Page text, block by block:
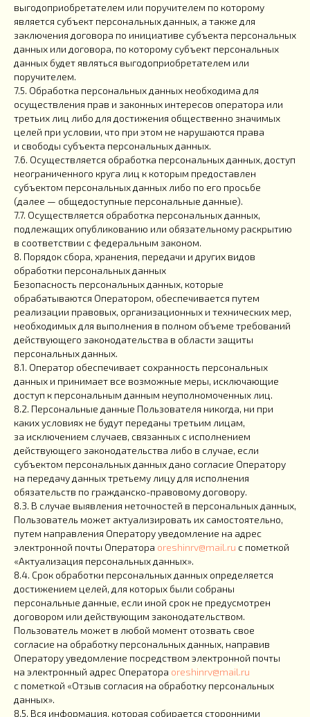
выгодоприобретателем или поручителем по которому
является субъект персональных данных, а также для
заключения договора по инициативе субъекта персональных
данных или договора, по которому субъект персональных
данных будет являться выгодоприобретателем или
поручителем.
7.5. Обработка персональных данных необходима для
осуществления прав и законных интересов оператора или
третьих лиц либо для достижения общественно значимых
целей при условии, что при этом не нарушаются права
и свободы субъекта персональных данных.
7.6. Осуществляется обработка персональных данных, доступ
неограниченного круга лиц к которым предоставлен
субъектом персональных данных либо по его просьбе
(далее — общедоступные персональные данные).
7.7. Осуществляется обработка персональных данных,
подлежащих опубликованию или обязательному раскрытию
в соответствии с федеральным законом.
8. Порядок сбора, хранения, передачи и других видов
обработки персональных данных
Безопасность персональных данных, которые
обрабатываются Оператором, обеспечивается путем
реализации правовых, организационных и технических мер,
необходимых для выполнения в полном объеме требований
действующего законодательства в области защиты
персональных данных.
8.1. Оператор обеспечивает сохранность персональных
данных и принимает все возможные меры, исключающие
доступ к персональным данным неуполномоченных лиц.
8.2. Персональные данные Пользователя никогда, ни при
каких условиях не будут переданы третьим лицам,
за исключением случаев, связанных с исполнением
действующего законодательства либо в случае, если
субъектом персональных данных дано согласие Оператору
на передачу данных третьему лицу для исполнения
обязательств по гражданско-правовому договору.
8.3. В случае выявления неточностей в персональных данных,
Пользователь может актуализировать их самостоятельно,
путем направления Оператору уведомление на адрес
электронной почты Оператора oreshinrv@mail.ru с пометкой
«Актуализация персональных данных».
8.4. Срок обработки персональных данных определяется
достижением целей, для которых были собраны
персональные данные, если иной срок не предусмотрен
договором или действующим законодательством.
Пользователь может в любой момент отозвать свое
согласие на обработку персональных данных, направив
Оператору уведомление посредством электронной почты
на электронный адрес Оператора oreshinrv@mail.ru
с пометкой «Отзыв согласия на обработку персональных
данных».
8.5. Вся информация, которая собирается сторонними